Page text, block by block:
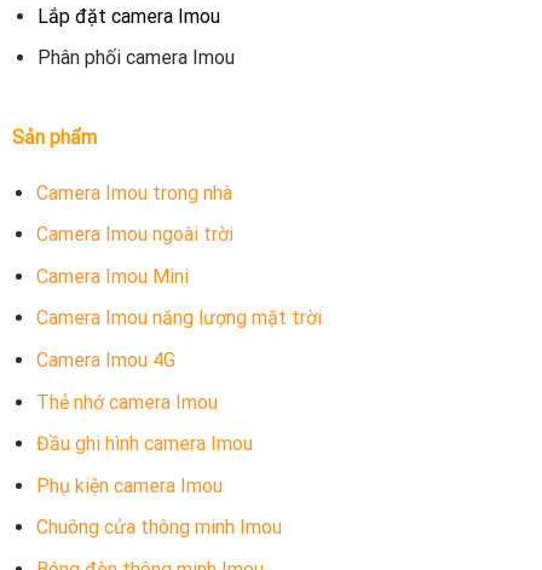
Lắp đặt camera Imou
Phân phối camera Imou
Sản phẩm
Camera Imou trong nhà
Camera Imou ngoài trời
Camera Imou Mini
Camera Imou năng lượng mặt trời
Camera Imou 4G
Thẻ nhớ camera Imou
Đầu ghi hình camera Imou
Phụ kiện camera Imou
Chuông cửa thông minh Imou